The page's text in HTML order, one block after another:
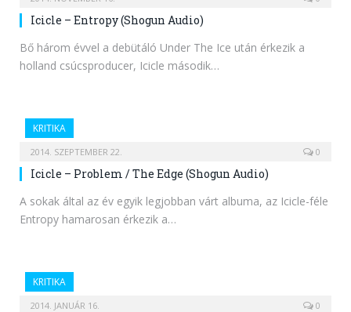
Icicle – Entropy (Shogun Audio)
Bő három évvel a debütáló Under The Ice után érkezik a
holland csúcsproducer, Icicle második…
KRITIKA
2014. SZEPTEMBER 22. 0
Icicle – Problem / The Edge (Shogun Audio)
A sokak által az év egyik legjobban várt albuma, az Icicle-féle
Entropy hamarosan érkezik a…
KRITIKA
2014. JANUÁR 16. 0